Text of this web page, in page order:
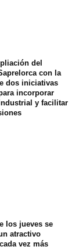
del
con la
dos iniciativas
incorporar
y facilitar
los jueves se
atractivo
vez más